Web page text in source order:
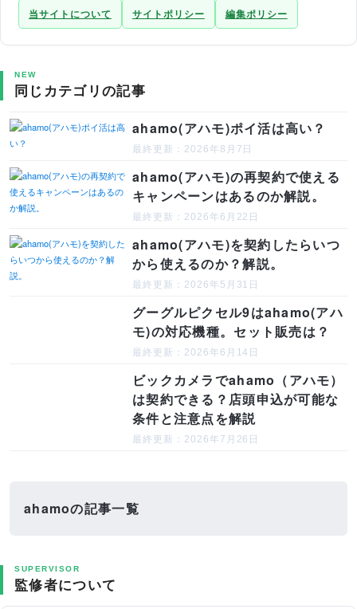
当サイトについて サイトポリシー 編集ポリシー
NEW
同じカテゴリの記事
ahamo(アハモ)ポイ活は高い？
最終更新：2026年8月7日
ahamo(アハモ)の再契約で使える
キャンペーンはあるのか解説。
最終更新：2026年6月22日
ahamo(アハモ)を契約したらいつ
から使えるのか？解説。
最終更新：2026年5月31日
グーグルピクセル9はahamo(アハ
モ)の対応機種。セット販売は？
最終更新：2026年6月14日
ビックカメラでahamo（アハモ）
は契約できる？店頭申込が可能な
条件と注意点を解説
最終更新：2026年7月26日
ahamoの記事一覧
SUPERVISOR
監修者について